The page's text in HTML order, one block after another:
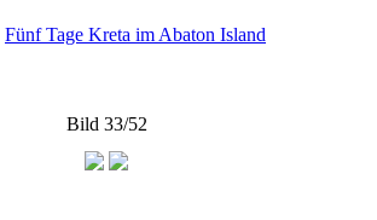
Fünf Tage Kreta im Abaton Island
Bild 33/52